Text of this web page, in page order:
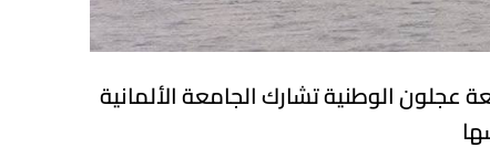
عجلون الوطنية تشارك الجامعة الألمانية